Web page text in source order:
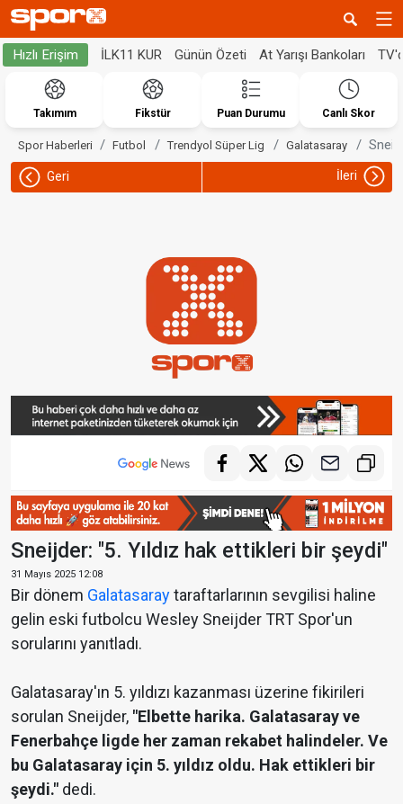
Hızlı Erişim İLK11 KUR Günün Özeti At Yarışı Bankoları
Takımım Fikstür Puan Durumu Canlı Skor
Spor Haberleri Futbol Trendyol Süper Lig Galatasaray
Geri İleri
Sneijder: "5. Yıldız hak ettikleri bir şeydi"
31 Mayıs 2025 12:08
Bir dönem Galatasaraytaraftarlarının sevgilisi haline
gelin eski futbolcu Wesley Sneijder TRT Spor'un
sorularını yanıtladı.
Galatasaray'ın 5. yıldızı kazanması üzerine fikirileri
sorulan Sneijder, "Elbette harika. Galatasaray ve
Fenerbahçe ligde her zaman rekabet halindeler. Ve
bu Galatasaray için 5. yıldız oldu. Hak ettikleri bir
şeydi." dedi.